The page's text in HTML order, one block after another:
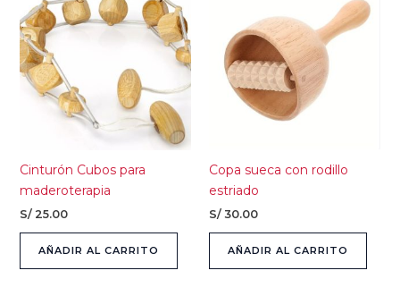
Cinturón Cubos para
maderoterapia
S/25.00
AÑADIR AL CARRITO
Copa sueca con rodillo
estriado
S/ 30.00
AÑADIR AL CARRITO